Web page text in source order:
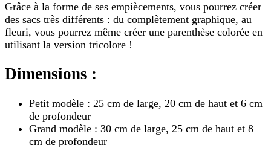
Grâce à la forme de ses empiècements, vous pourrez créer
des sacs très différents : du complètement graphique, au
fleuri, vous pourrez même créer une parenthèse colorée en
utilisant la version tricolore !
Dimensions :
Petit modèle : 25 cm de large, 20 cm de haut et 6 cm
de profondeur
Grand modèle : 30 cm de large, 25 cm de haut et 8
cm de profondeur